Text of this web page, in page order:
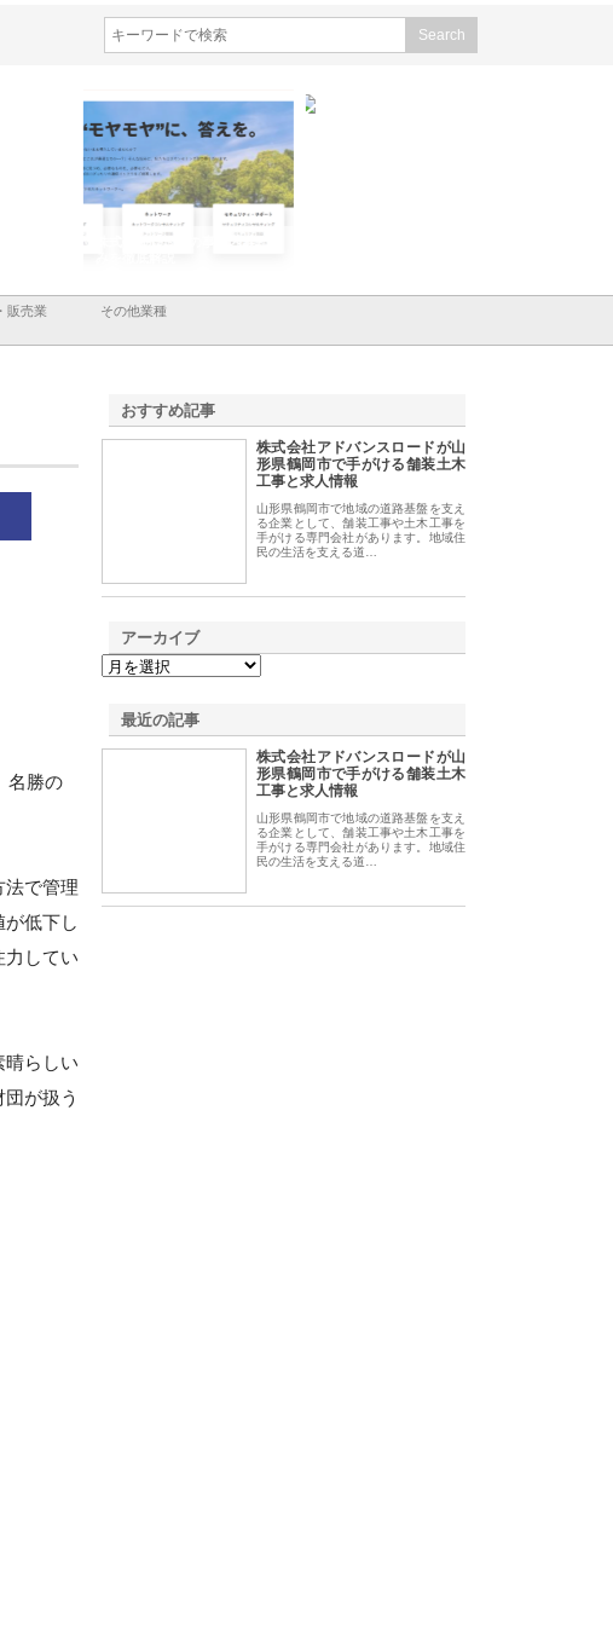
株式会社ＣＳＡの事業内容と強
販売業 その他業種
名勝の
法で管理
低下し
力してい
晴らしい
が扱う
おすすめ記事
株式会社アドバンスロードが山
形県鶴岡市で手がける舗装土木
工事と求人情報
山形県鶴岡市で地域の道路基盤を支え
る企業として、舗装工事や土木工事を
手がける専門会社があります。地域住
民の生活を支える道…
アーカイブ
最近の記事
株式会社アドバンスロードが山
形県鶴岡市で手がける舗装土木
工事と求人情報
山形県鶴岡市で地域の道路基盤を支え
る企業として、舗装工事や土木工事を
手がける専門会社があります。地域住
民の生活を支える道…